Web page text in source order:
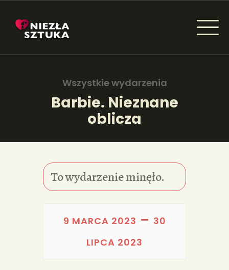
Wszystkie wydarzenia
Barbie. Nieznane
oblicza
NIEZŁA SZTUKA - NEWSY
AKTUALNOŚCI
ARTYKUŁY
INSPIRACJE
To wydarzenie minęło.
9 MARCA 2023 – 30
LIPCA 2023